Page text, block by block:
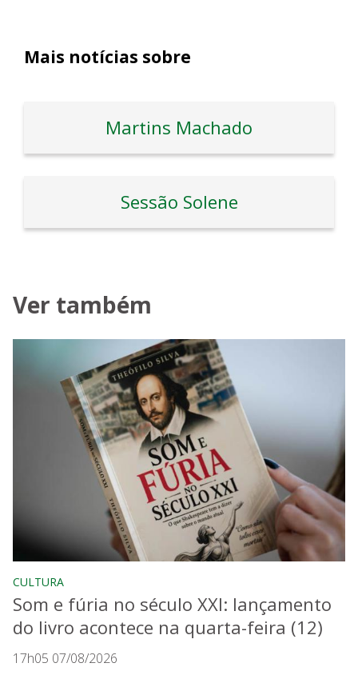
Mais notícias sobre
Martins Machado
Sessão Solene
Ver também
CULTURA
Som e fúria no século XXI: lançamento
do livro acontece na quarta-feira (12)
17h05 07/08/2026